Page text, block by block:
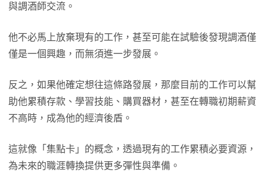
與調酒師交流。
他不必馬上放棄現有的工作，甚至可能在試驗後發現調酒僅
僅是一個興趣，而無須進一步發展。
反之，如果他確定想往這條路發展，那麼目前的工作可以幫
助他累積存款、學習技能、購買器材，甚至在轉職初期薪資
不高時，成為他的經濟後盾。
這就像「集點卡」的概念，透過現有的工作累積必要資源，
為未來的職涯轉換提供更多彈性與準備。